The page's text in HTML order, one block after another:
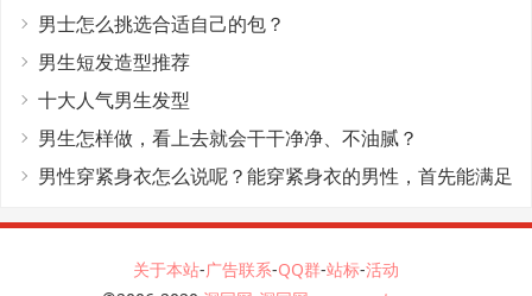
男士怎么挑选合适自己的包？
男生短发造型推荐
十大人气男生发型
男生怎样做，看上去就会干干净净、不油腻？
男性穿紧身衣怎么说呢？能穿紧身衣的男性，首先能满足
关于本站-广告联系-QQ群-站标-活动